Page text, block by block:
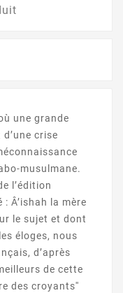
une grande
crise
musulmane.
l’édition
Â’ishah la mère
le sujet et dont
éloges, nous
d’après
de cette
des croyants′′